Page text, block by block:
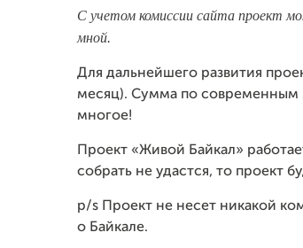
С учетом комиссии сайта проект
мной.
Для дальнейшего развития
месяц). Сумма по современным
многое!
Проект «Живой Байкал»
собрать не удастся, то проект
p/s Проект не несет никакой
о Байкале.